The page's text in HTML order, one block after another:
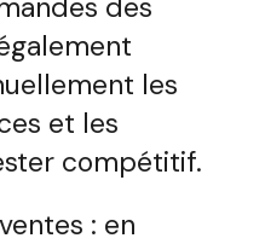
des
les
et les
compétitif.
: en